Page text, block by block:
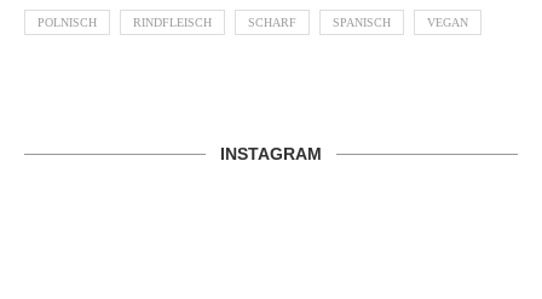
POLNISCH RINDFLEISCH SCHARF SPANISCH VEGAN
INSTAGRAM